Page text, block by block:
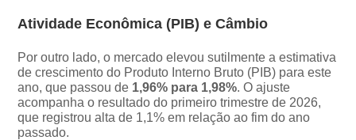
Atividade Econômica (PIB) e Câmbio
Por outro lado, o mercado elevou sutilmente a estimativa
de crescimento do Produto Interno Bruto (PIB) para este
ano, que passou de 1,96% para 1,98%. O ajuste
acompanha o resultado do primeiro trimestre de 2026,
que registrou alta de 1,1% em relação ao fim do ano
passado.